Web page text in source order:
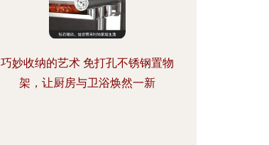
巧妙收纳的艺术 免打孔不锈钢置物
架，让厨房与卫浴焕然一新